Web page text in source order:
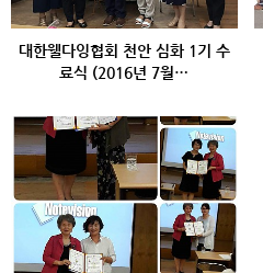
대한웰다잉협회 천안 심화 1기 수
료식 (2016년 7월…